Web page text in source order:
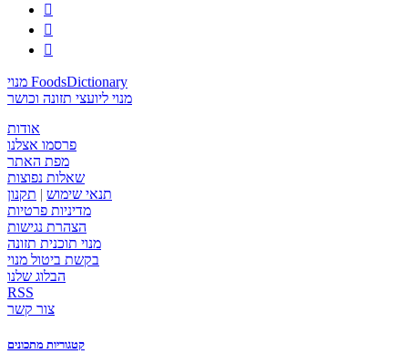



מנוי FoodsDictionary
מנוי ליועצי תזונה וכושר
אודות
פרסמו אצלנו
מפת האתר
שאלות נפוצות
תנאי שימוש | תקנון
מדיניות פרטיות
הצהרת נגישות
מנוי תוכנית תזונה
בקשת ביטול מנוי
הבלוג שלנו
RSS
צור קשר
קטגוריות מתכונים